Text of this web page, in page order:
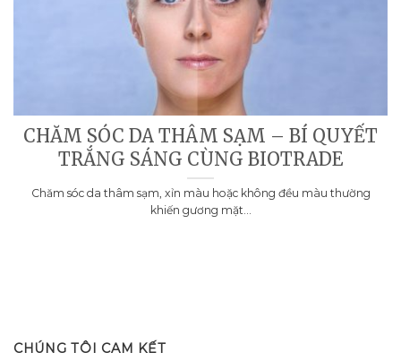
CHĂM SÓC DA THÂM SẠM – BÍ QUYẾT
TRẮNG SÁNG CÙNG BIOTRADE
Chăm sóc da thâm sạm, xỉn màu hoặc không đều màu thường
khiến gương mặt...
CHÚNG TÔI CAM KẾT